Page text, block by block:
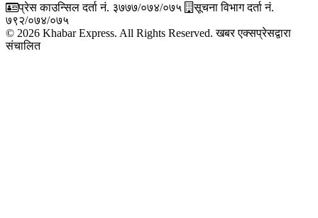
प्रेस काउन्सिल दर्ता नं. ३७७७/०७४/०७५
सूचना विभाग दर्ता नं.
७९२/०७४/०७५
© 2026 Khabar Express. All Rights Reserved. खबर एक्सप्रेसद्वारा
संचालित